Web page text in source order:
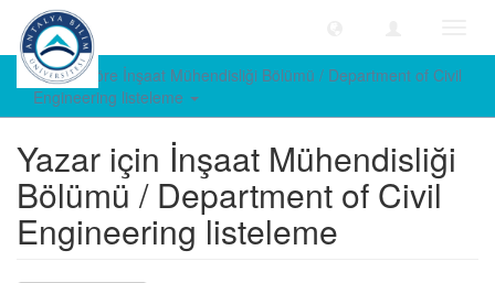
Yazara göre İnşaat Mühendisliği Bölümü / Department of Civil
Engineering listeleme
Yazar için İnşaat Mühendisliği
Bölümü / Department of Civil
Engineering listeleme